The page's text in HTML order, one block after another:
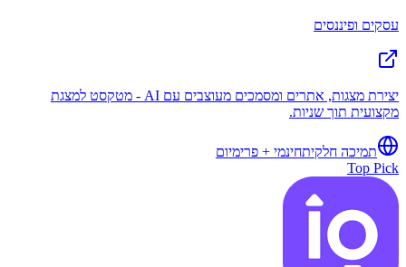
עסקים ופיננסים
יצירת מצגות, אתרים ומסמכים מעוצבים עם AI - מטקסט למצגת
מקצועית תוך שניות.
תמיכה חלקיתחינמי + פרימיום
Top Pick